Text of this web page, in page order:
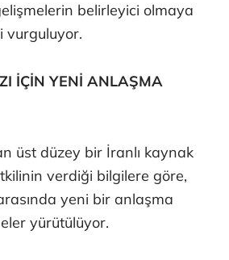
belirleyici olmaya
vurguluyor.
İÇİN YENİ ANLAŞMA
üst düzey bir İranlı kaynak
verdiği bilgilere göre,
yeni bir anlaşma
yürütülüyor.